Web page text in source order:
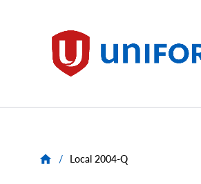
Unifor
/ Local 2004-Q